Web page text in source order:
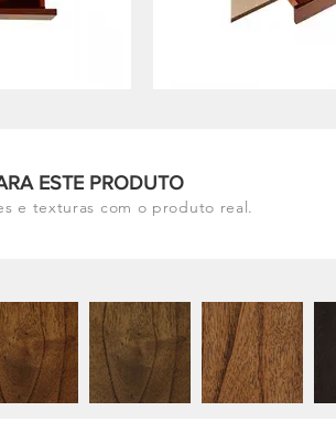
ESTE PRODUTO
e texturas com o produto real.